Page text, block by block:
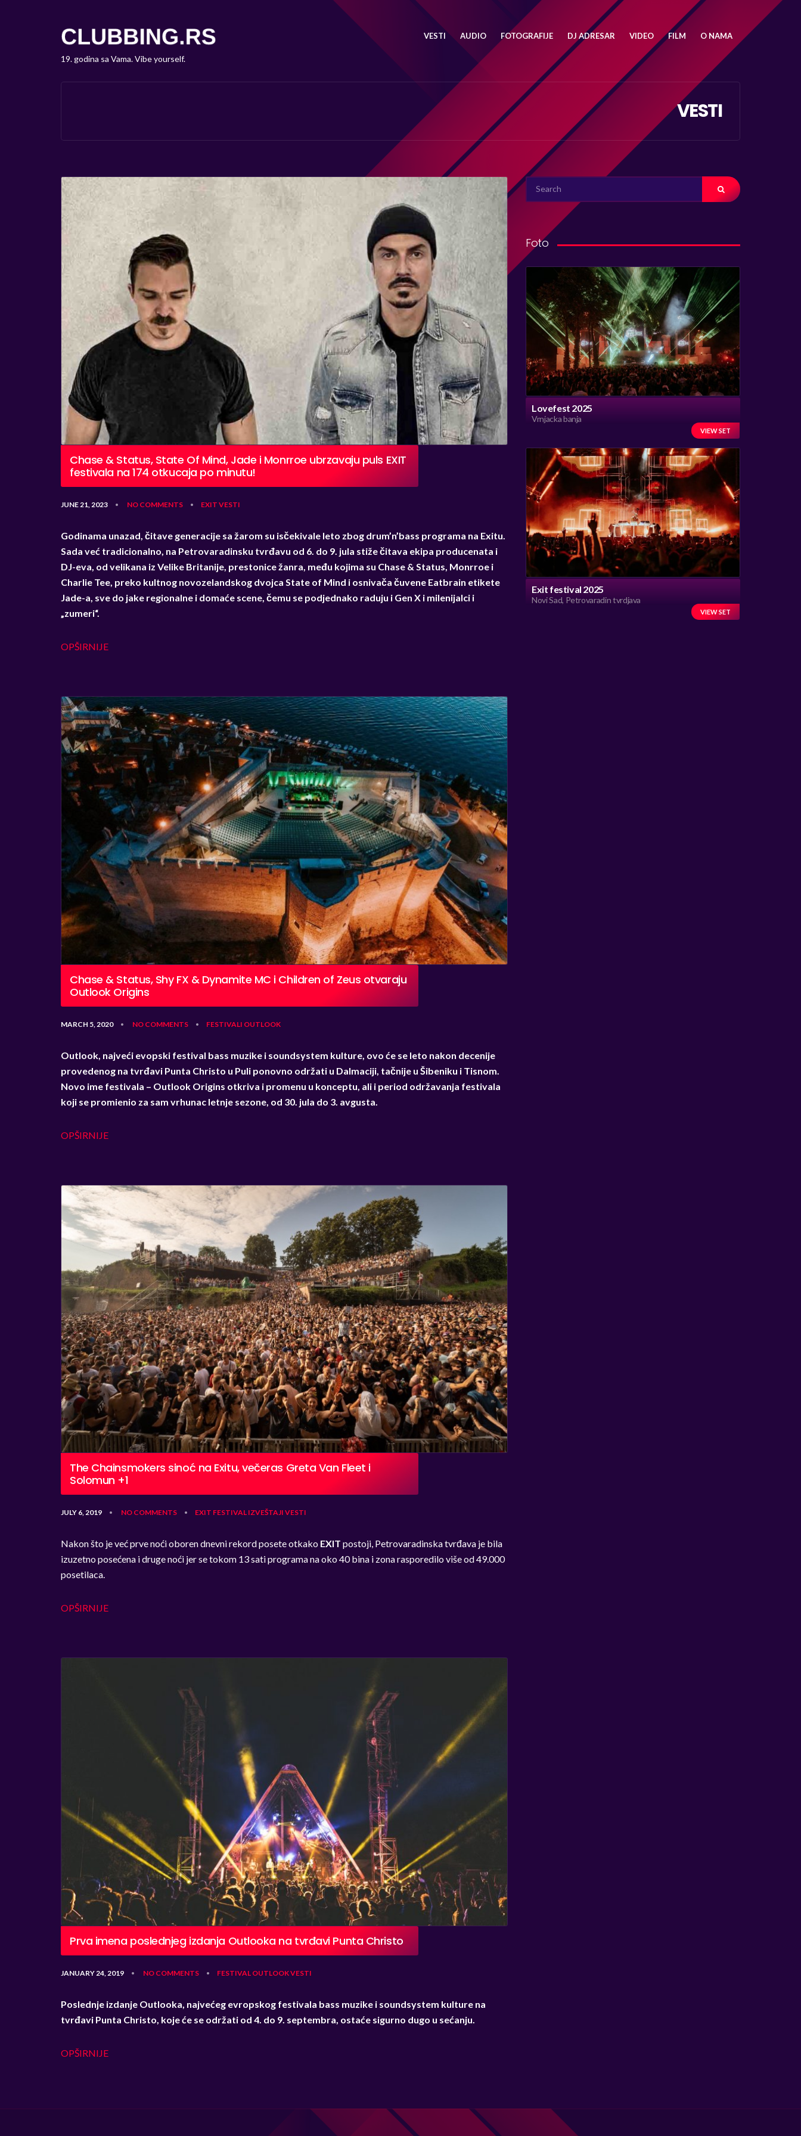
19. godina sa Vama. Vibe yourself.
VESTI AUDIO FOTOGRAFIJE DJ ADRESAR VIDEO FILM O NAMA
VESTI
Chase & Status, State Of Mind, Jade i Monrroe ubrzavaju puls EXIT
festivala na 174 otkucaja po minutu!
JUNE 21, 2023 • NO COMMENTS • EXIT VESTI
Godinama unazad, čitave generacije sa žarom su isčekivale leto zbog drum’n’bass programa na Exitu.
Sada već tradicionalno, na Petrovaradinsku tvrđavu od 6. do 9. jula stiže čitava ekipa producenata i
DJ-eva, od velikana iz Velike Britanije, prestonice žanra, među kojima su Chase & Status, Monrroe i
Charlie Tee, preko kultnog novozelandskog dvojca State of Mind i osnivača čuvene Eatbrain etikete
Jade-a, sve do jake regionalne i domaće scene, čemu se podjednako raduju i Gen X i milenijalci i
„zumeri“.
OPŠIRNIJE
Chase & Status, Shy FX & Dynamite MC i Children of Zeus otvaraju
Outlook Origins
MARCH 5, 2020 • NO COMMENTS • FESTIVALI OUTLOOK
Outlook, najveći evopski festival bass muzike i soundsystem kulture, ovo će se leto nakon decenije
provedenog na tvrđavi Punta Christo u Puli ponovno održati u Dalmaciji, tačnije u Šibeniku i Tisnom.
Novo ime festivala – Outlook Origins otkriva i promenu u konceptu, ali i period održavanja festivala
koji se promienio za sam vrhunac letnje sezone, od 30. jula do 3. avgusta.
OPŠIRNIJE
The Chainsmokers sinoć na Exitu, večeras Greta Van Fleet i
Solomun +1
JULY 6, 2019 • NO COMMENTS • EXIT FESTIVAL IZVEŠTAJI VESTI
Nakon što je već prve noći oboren dnevni rekord posete otkako EXIT postoji, Petrovaradinska tvrđava je bila
izuzetno posećena i druge noći jer se tokom 13 sati programa na oko 40 bina i zona rasporedilo više od 49.000
posetilaca.
OPŠIRNIJE
Prva imena poslednjeg izdanja Outlooka na tvrđavi Punta Christo
JANUARY 24, 2019 • NO COMMENTS • FESTIVAL OUTLOOKVESTI
Poslednje izdanje Outlooka, najvećeg evropskog festivala bass muzike i soundsystem kulture na
tvrđavi Punta Christo, koje će se održati od 4. do 9. septembra, ostaće sigurno dugo u sećanju.
OPŠIRNIJE
SEARCH
FOR:
Foto
Lovefest 2025
Vrnjacka banja
VIEW SET
Exit festival 2025
Novi Sad, Petrovaradin tvrdjava
VIEW SET